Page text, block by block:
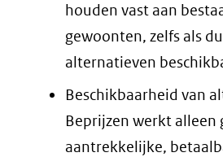
houden vast aan
gewoonten, zelfs als
alternatieven
Beschikbaarheid van
Beprijzen werkt alleen
aantrekkelijke,